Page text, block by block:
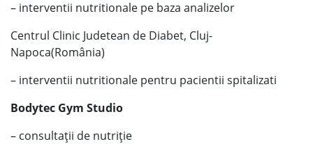
– interventii nutritionale pe baza analizelor
Centrul Clinic Judetean de Diabet, Cluj-
Napoca(România)
– interventii nutritionale pentru pacientii spitalizati
Bodytec Gym Studio
– consultații de nutriție